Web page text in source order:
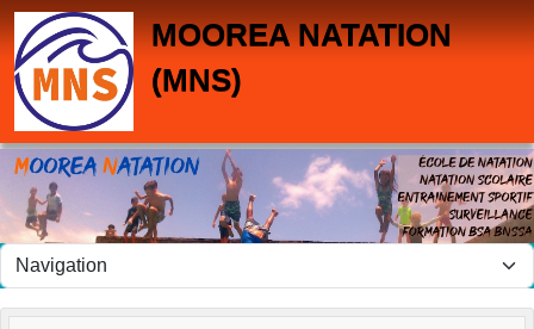
MOOREA NATATION
(MNS)
Panneau de gestion des cookies